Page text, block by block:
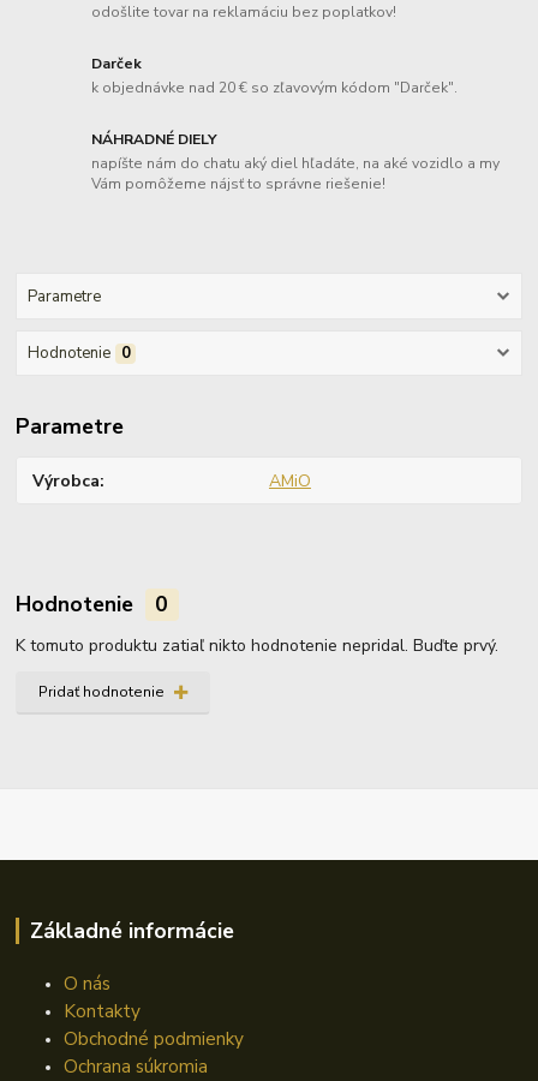
odošlite tovar na reklamáciu bez poplatkov!
Darček
k objednávke nad 20 € so zľavovým kódom "Darček".
NÁHRADNÉ DIELY
napíšte nám do chatu aký diel hľadáte, na aké vozidlo a my
Vám pomôžeme nájsť to správne riešenie!
Parametre
Hodnotenie 0
Parametre
Výrobca AMiO
Hodnotenie 0
K tomuto produktu zatiaľ nikto hodnotenie nepridal. Buďte prvý.
Pridať hodnotenie
Základné informácie
O nás
Kontakty
Obchodné podmienky
Ochrana súkromia